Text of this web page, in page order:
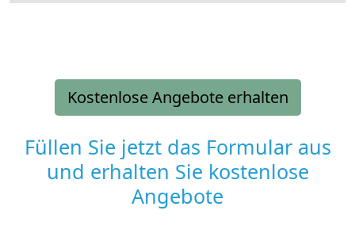
Kostenlose Angebote erhalten
Füllen Sie jetzt das Formular aus
und erhalten Sie kostenlose
Angebote